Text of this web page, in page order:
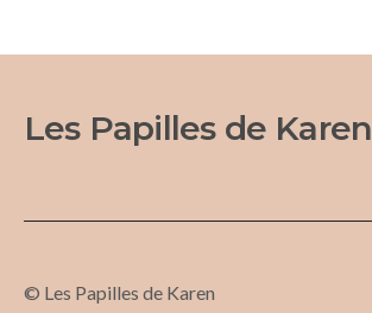
Les Papilles de Karen
© Les Papilles de Karen